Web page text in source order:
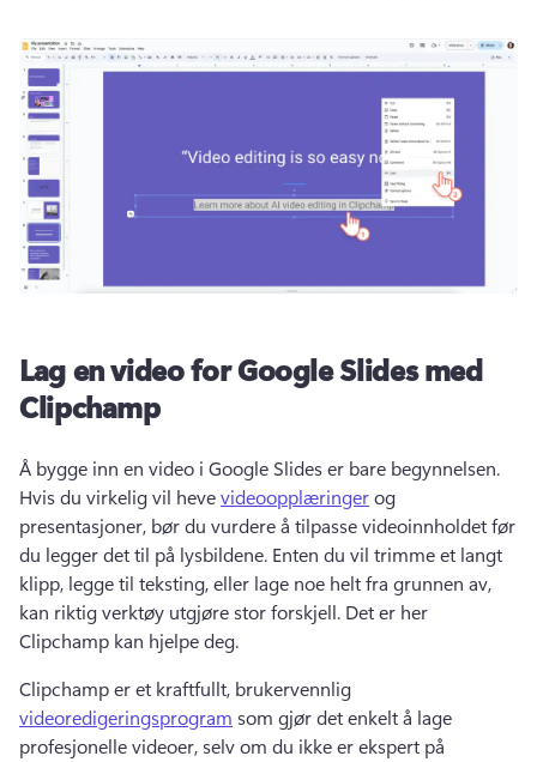
Lag en video for Google Slides med
Clipchamp
Hvis du virkelig vil heve videoopplæringer og
presentasjoner, bør du vurdere å tilpasse videoinnholdet før
du legger det til på lysbildene. Enten du vil trimme et langt
klipp, legge til teksting, eller lage noe helt fra grunnen av,
kan riktig verktøy utgjøre stor forskjell. Det er her
Clipchamp kan hjelpe deg.
Clipchamp er et kraftfullt, brukervennlig
videoredigeringsprogram som gjør det enkelt å lage
profesjonelle videoer, selv om du ikke er ekspert på